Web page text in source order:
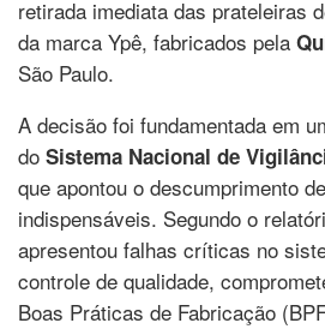
retirada imediata das prateleiras
da marca Ypê, fabricados pela
São Paulo.
A decisão foi fundamentada em
do Sistema Nacional de
que apontou o descumprimento
indispensáveis. Segundo o
apresentou falhas críticas no
controle de qualidade,
Boas Práticas de Fabricação